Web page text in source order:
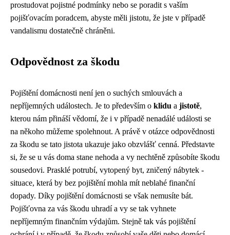
prostudovat pojistné podmínky nebo se poradit s vaším
pojišťovacím poradcem, abyste měli jistotu, že jste v případě
vandalismu dostatečně chráněni.
Odpovědnost za škodu
Pojištění domácnosti není jen o suchých smlouvách a
nepříjemných událostech. Je to především o klidu a jistotě,
kterou nám přináší vědomí, že i v případě nenadálé události se
na někoho můžeme spolehnout. A právě v otázce odpovědnosti
za škodu se tato jistota ukazuje jako obzvlášť cenná. Představte
si, že se u vás doma stane nehoda a vy nechtěně způsobíte škodu
sousedovi. Prasklé potrubí, vytopený byt, zničený nábytek -
situace, která by bez pojištění mohla mít neblahé finanční
dopady. Díky pojištění domácnosti se však nemusíte bát.
Pojišťovna za vás škodu uhradí a vy se tak vyhnete
nepříjemným finančním výdajům. Stejně tak vás pojištění